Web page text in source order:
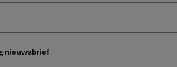
nieuwsbrief